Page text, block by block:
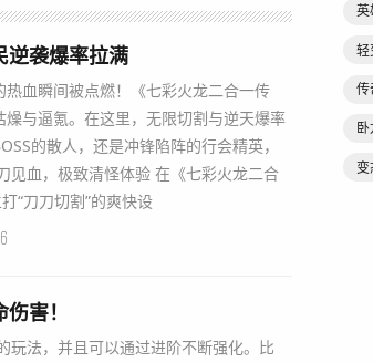
逆袭爆率拉满
血瞬间被点燃！《七彩火龙二合一传
与逼氪。在这里，无限切割与逆天爆率
的散人，还是冲锋陷阵的行会精英，
见血，极致清怪体验 在《七彩火龙二合
“刀刀切割”的爽快设
害！
玩法，并且可以通过进阶不断强化。比
英
轻
传
变